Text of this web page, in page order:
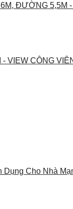
ĐƯỜNG 5,5M
VIEW CÔNG
Dụng Cho Nhà